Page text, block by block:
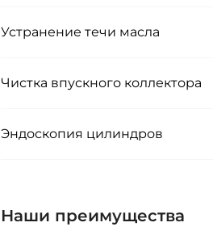
Устранение течи масла
Чистка впускного коллектора
Эндоскопия цилиндров
Наши преимущества